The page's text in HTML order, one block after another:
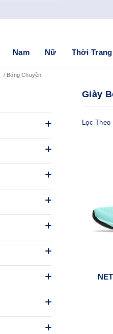
Nam Nữ Thời
Bóng Chuyền
Giày
Lọc Theo